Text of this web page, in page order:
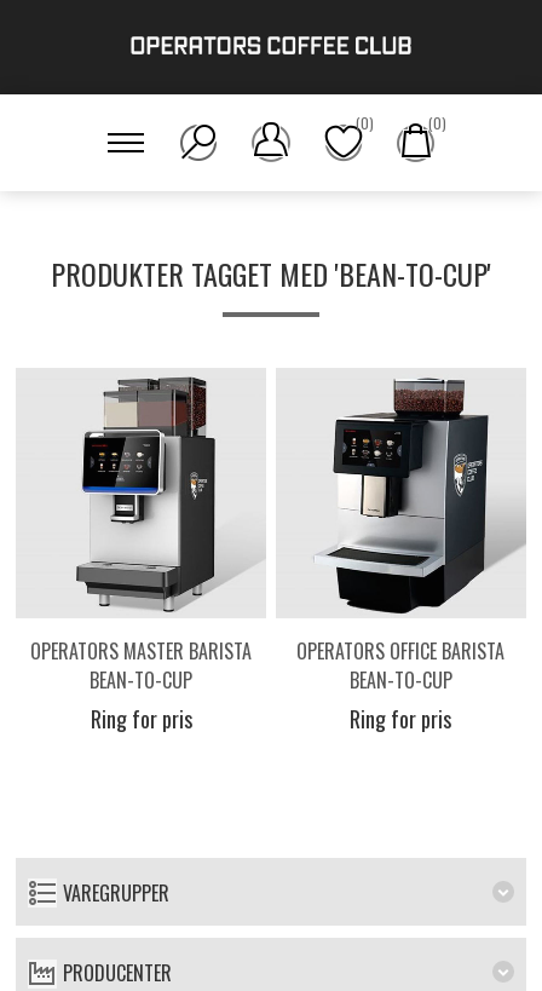
(0) (0)
PRODUKTER TAGGET MED 'BEAN-TO-CUP'
OPERATORS MASTER BARISTA
BEAN-TO-CUP
Ring for pris
OPERATORS OFFICE BARISTA
BEAN-TO-CUP
Ring for pris
VAREGRUPPER
PRODUCENTER